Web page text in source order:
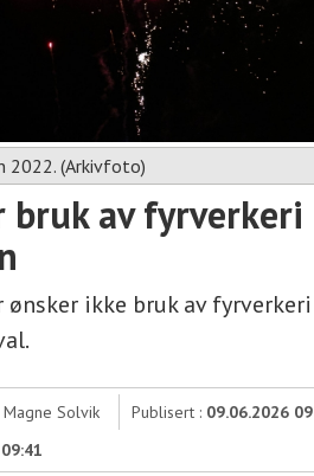
2022. (Arkivfoto)
bruk av
ikke bruk av
Solvik Publisert : 09.06.2026